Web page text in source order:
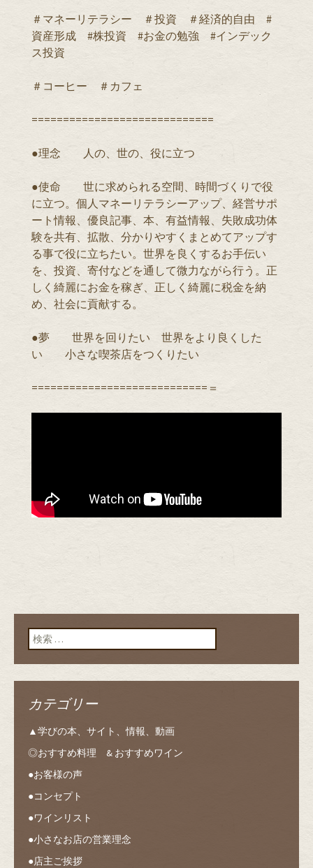
＃マネーリテラシー ＃投資 ＃経済的自由 #
資産形成 #株投資 #お金の勉強 #インデック
ス投資
＃コーヒー ＃カフェ
=============================
●理念 人の、世の、役に立つ
●使命 世に求められる空間、時間づくりで役
に立つ。個人マネーリテラシーアップ、経営サポ
ート情報、優良記事、本、有益情報、失敗成功体
験を共有、拡散、分かりやすくまとめてアップす
る事で役に立ちたい。世界を良くするお手伝い
を、投資、寄付などを通して微力ながら行う。正
しく綺麗にお金を稼ぎ、正しく綺麗に税金を納
め、社会に貢献する。
●夢 世界を回りたい 世界をより良くした
い 小さな喫茶店をつくりたい
============================＝
検索:
カテゴリー
▲学びの本、サイト、情報、動画
◎おすすめ料理 & おすすめワイン
●お客様の声
●コンセプト
●ワインリスト
●小さなお店の営業理念
●店主ご挨拶